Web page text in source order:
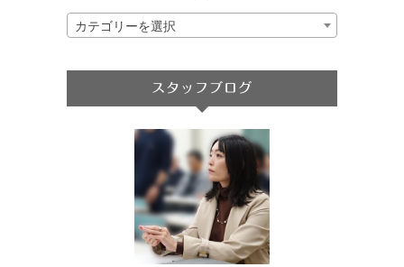
カテゴリーを選択
スタッフブログ